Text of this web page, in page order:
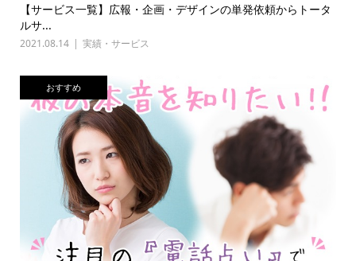
【サービス一覧】広報・企画・デザインの単発依頼からトータ
ルサ...
2021.08.14 実績・サービス
おすすめ